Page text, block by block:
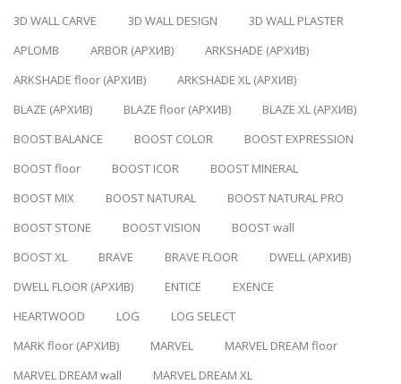
3D WALL CARVE 3D WALL DESIGN
3D WALL PLASTER
APLOMB
ARBOR (АРХИВ)
ARKSHADE (АРХИВ)
ARKSHADE floor (АРХИВ)
ARKSHADE XL (АРХИВ)
BLAZE (АРХИВ)
BLAZE floor (АРХИВ)
BLAZE XL (АРХИВ)
BOOST BALANCE
BOOST COLOR
BOOST EXPRESSION
BOOST floor
BOOST ICOR
BOOST MINERAL
BOOST MIX
BOOST NATURAL
BOOST NATURAL PRO
BOOST STONE
BOOST VISION
BOOST wall
BOOST XL
BRAVE BRAVE FLOOR
DWELL (АРХИВ)
DWELL FLOOR (АРХИВ)
ENTICE
EXENCE
HEARTWOOD
LOG
LOG SELECT
MARK floor (АРХИВ)
MARVEL
MARVEL DREAM floor
MARVEL DREAM wall
MARVEL DREAM XL